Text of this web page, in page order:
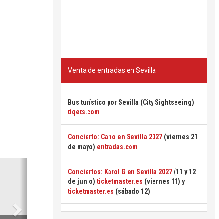
Venta de entradas en Sevilla
Bus turístico por Sevilla (City Sightseeing)
tiqets.com
Concierto: Cano en Sevilla 2027 (viernes 21
de mayo) entradas.com
Conciertos: Karol G en Sevilla 2027 (11 y 12
de junio) ticketmaster.es (viernes 11) y
ticketmaster.es (sábado 12)